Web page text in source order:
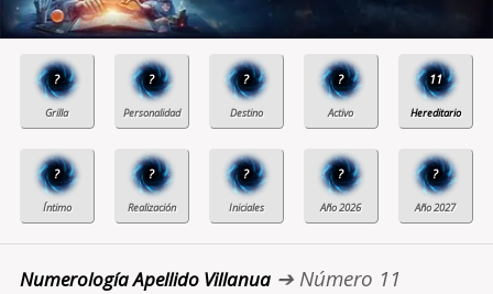
? ? ? ? 11
? ? ? ? ?
Numerología Apellido Villanua➔ Número 11